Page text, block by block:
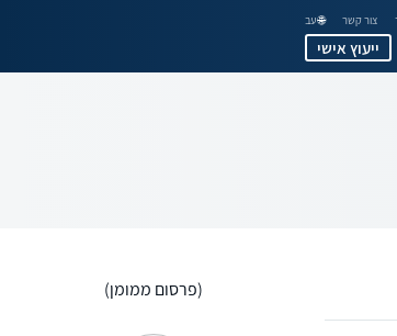
צור קשר 🌐 עב
ייעוץ אישי
(פרסום ממומן)